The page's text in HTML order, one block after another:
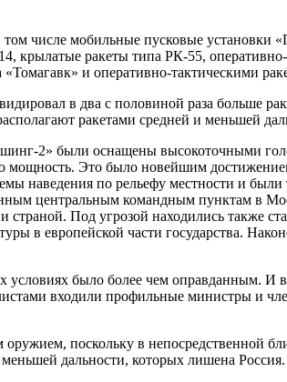
числе мобильные пусковые установки
крылатые ракеты типа РК-55,
и оперативно-тактическими
в два с половиной раза больше
ракетами средней и меньшей
2» были оснащены высокоточными
мощность. Это было новейшим
наведения по рельефу местности и
центральным командным пунктам в
Под угрозой находились также
в европейской части государства.
условиях было более чем оправданным.
входили профильные министры и
поскольку в непосредственной
дальности, которых лишена Россия.